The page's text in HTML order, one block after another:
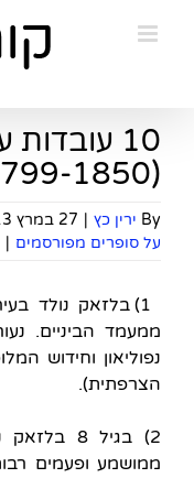
10
(1799-1850)
By ירין כץ | 27 במרץ 2013
על סופרים מפורסמים |
1) בלזאק נולד
ממעמד הביניים.
נפוליאון וחידוש
הצרפתית).
2) בגיל
ממושמע ופעמים